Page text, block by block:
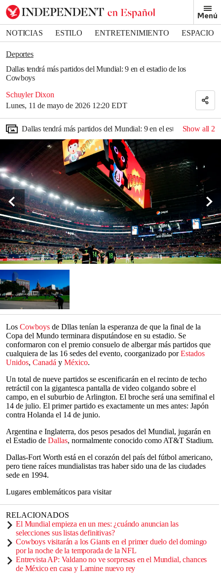
Menú
NOTICIAS ESTILO ENTRETENIMIENTO
ESPACIO
DEPORTES
Deportes
Dallas tendrá más partidos del Mundial: 9 en el estadio de los
Cowboys
Schuyler Dixon
Lunes, 11 de mayo de 2026 12:20 EDT
Bookmark popover
Removed from bookmarks
Close popover
Dallas tendrá más partidos del Mundial: 9 en el estadio de los
Show all 2
Los Cowboys de Dllas tenían la esperanza de que la final de la
Copa del Mundo terminara disputándose en su estadio. Se
conformaron con el premio consuelo de albergar más partidos que
cualquiera de las 16 sedes del evento, coorganizado porEstados
Unidos, Canadá y México.
Un total de nueve partidos se escenificarán en el recinto de techo
retráctil con la gigantesca pantalla de video colgando sobre el
campo, en el suburbio de Arlington. El broche será una semifinal el
14 de julio. El primer partido es exactamente un mes antes: Japón
contra Holanda el 14 de junio.
Argentina e Inglaterra, dos pesos pesados del Mundial, jugarán en
el Estadio de Dallas, normalmente conocido como AT&T Stadium.
Dallas-Fort Worth está en el corazón del país del fútbol americano,
pero tiene raíces mundialistas tras haber sido una de las ciudades
sede en 1994.
Lugares emblemáticos para visitar
RELACIONADOS
El Mundial empieza en un mes: ¿cuándo anuncian las
selecciones sus listas definitivas?
Cowboys visitarán a los Giants en el primer duelo del domingo
por la noche de la temporada de la NFL
Entrevista AP: Valdano no ve sorpresas en el Mundial, chances
de México en casa y Lamine nuevo rey